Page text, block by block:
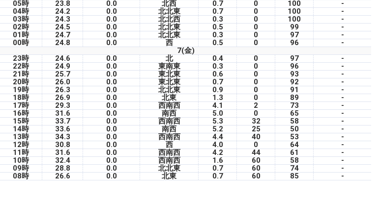
05時
23.8 0.0 北西 0.7 0 100
-
04時
24.2 0.0 北北東 0.7 0 100
-
03時
24.3 0.0 北北西 0.3 0 100
-
02時
24.5 0.0 北北東 0.5 0 99
-
01時
24.7 0.0 北北東 0.3 0 97
-
00時
24.8 0.0 西 0.5 0 96
-
7(金)
23時
24.6 0.0 北 0.4 0 97
-
22時
24.9 0.0 東南東 0.3 0 96
-
21時
25.7 0.0 東北東 0.6 0 93
-
20時
26.0 0.0 東北東 0.7 0 92
-
19時
26.3 0.0 北北東 0.9 0 91
-
18時
26.9 0.0 北東 1.3 0 89
-
17時
29.3 0.0 西南西 4.1 2 73
-
16時
31.6 0.0 南西 5.0 0 65
-
15時
33.7 0.0 西南西 5.3 32 58
-
14時
33.6 0.0 南西 5.2 25 50
-
13時
34.3 0.0 西南西 4.4 40 53
-
12時
30.8 0.0 西 4.0 0 64
-
11時
31.6 0.0 西南西 4.2 44 61
-
10時
32.4 0.0 西南西 1.6 60 58
-
09時
28.8 0.0 北北東 0.7 60 74
-
08時
26.6 0.0 北東 0.7 60 85 -